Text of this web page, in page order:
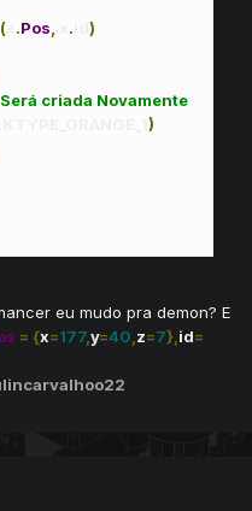
( .Pos .
)
criada Novamente
)
eu mudo pra demon? E
= {x=177,y=40 z=7}, id=